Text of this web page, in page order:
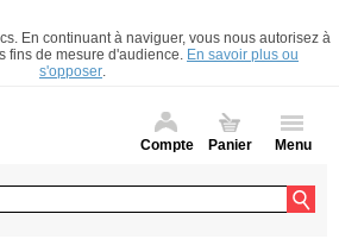
En continuant à naviguer, vous nous autorisez à
fins de mesure d'audience. En savoir plus ou
s'opposer.
Compte Panier Menu